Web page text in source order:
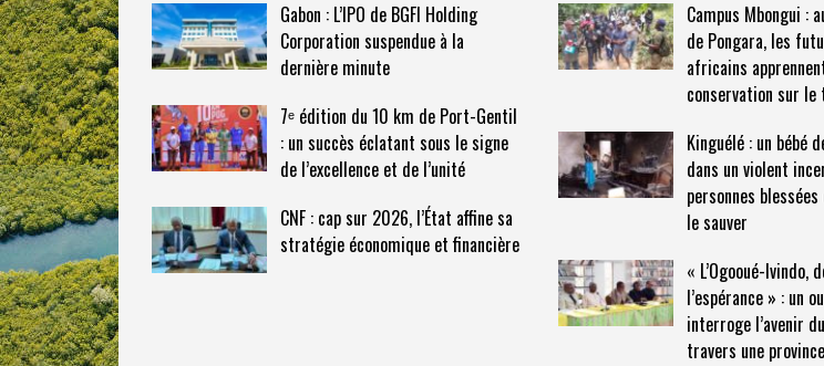
Gabon : L’IPO de BGFI Holding
Corporation suspendue à la
dernière minute
7ᵉ édition du 10 km de Port-Gentil
: un succès éclatant sous le signe
de l’excellence et de l’unité
CNF : cap sur 2026, l’État affine sa
stratégie économique et financière
Campus Mbongui :
de Pongara, les
africains
conservation sur
Kinguélé : un bébé
dans un violent
personnes
le sauver
« L’Ogooué-Ivindo,
l’espérance » : un
interroge l’avenir
travers une province